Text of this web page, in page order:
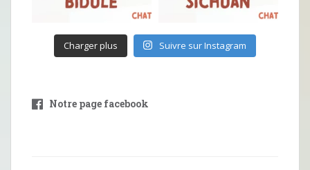
Charger plus Suivre sur Instagram
Notre page facebook